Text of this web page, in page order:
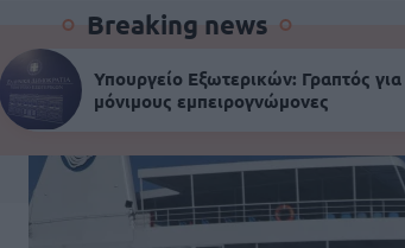
Breaking news
Υπουργείο Εξωτερικών: Γραπτός για
μόνιμους εμπειρογνώμονες